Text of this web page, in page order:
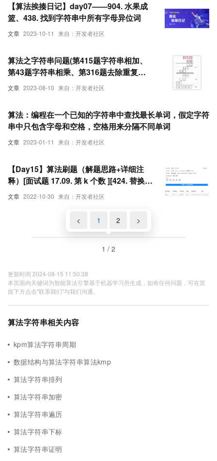
文章 2023-10-11 来自：开发者社区
【算法挨揍日记】day07——904. 水果成
篮、438. 找到字符串中所有字母异位词
文章 2023-08-10 来自：开发者社区
算法之字符串问题(第415题字符串相加、
第43题字符串相乘、第316题去除重复字
母)
文章 2023-01-11 来自：开发者社区
算法：编程在一个已知的字符串中查找最长单词，假定字符
串中只包含字母和空格，空格用来分隔不同单词
文章 2022-10-30 来自：开发者社区
【Day15】算法刷题（解题思路+详细注
释）[面试题 17.09. 第 k 个数 ][424. 替换后
的最长重复字符 ][438. 找到字符串中所有
< 1 2 >
1 / 2
更新时间 2024-08-15 11:50:38
本页面内关键词为智能算法引擎基于机器学习所生成，如有任何问题，可在页
面下方点击"联系我们"与我们沟通。
算法字符串相关内容
kpm算法字符串周期
数据结构与算法字符串算法kmp
算法字符串排列
算法字符串加密
算法字符串遍历
算法字符串下标
算法字符串证明